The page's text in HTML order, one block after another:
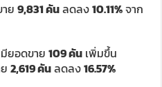
าย9,831 คันลดลง10.11%จาก
มียอดขาย109 คัน เพิ่มขึ้น
ย2,619 คันลดลง16.57%